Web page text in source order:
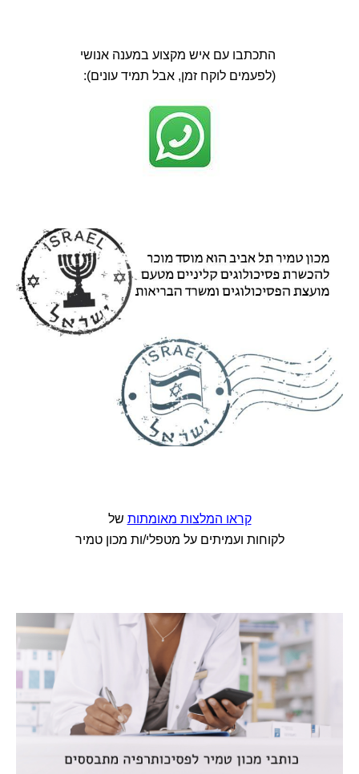
התכתבו עם איש מקצוע במענה אנושי
(לפעמים לוקח זמן, אבל תמיד עונים):
קראו המלצות מאומתות של
לקוחות ועמיתים על מטפלי/ות מכון טמיר